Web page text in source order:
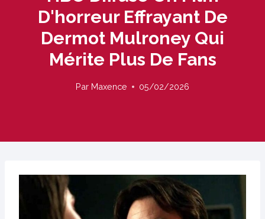
D'horreur Effrayant De
Dermot Mulroney Qui
Mérite Plus De Fans
Par Maxence 05/02/2026